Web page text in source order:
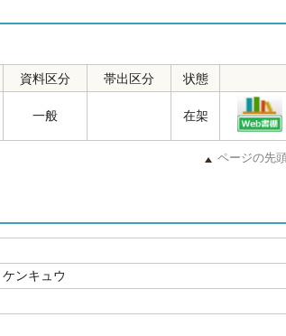
資料区分 帯出区分 状態
一般 在架
ページの先
ンキュウ